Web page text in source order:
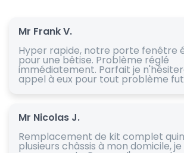
Mr Frank V.
Hyper rapide, notre porte fenêtre
pour une bêtise. Problème réglé
immédiatement. Parfait je
appel à eux pour tout problème
Mr Nicolas J.
Remplacement de kit complet
plusieurs châssis à mon domicile, je